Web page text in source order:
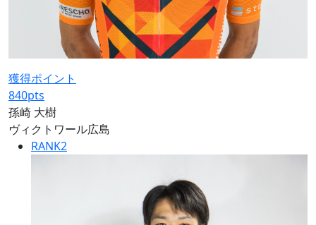
獲得ポイント
840pts
孫崎 大樹
ヴィクトワール広島
RANK2